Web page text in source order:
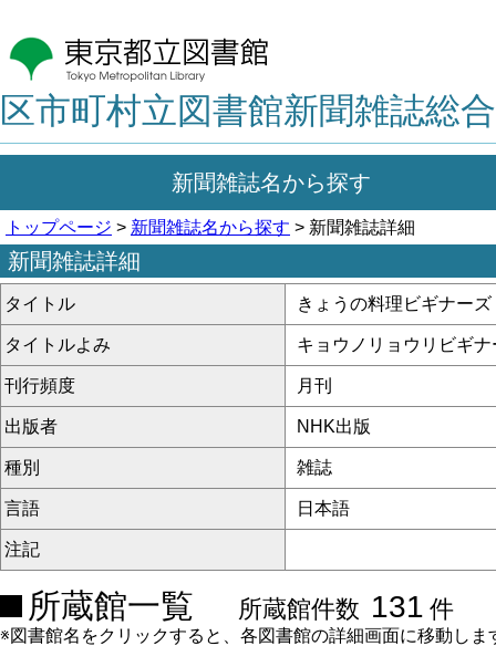
区市町村立図書館新聞雑誌総
新聞雑誌名から探す
トップページ > 新聞雑誌名から探す > 新聞雑誌詳細
新聞雑誌詳細
タイトル きょうの料理ビギナーズ
タイトルよみ キョウノリョウリビギナ
刊行頻度 月刊
出版者 NHK出版
種別 雑誌
言語 日本語
注記
所蔵館一覧 所蔵館件数 131 件
※図書館名をクリックすると、各図書館の詳細画面に移動しま